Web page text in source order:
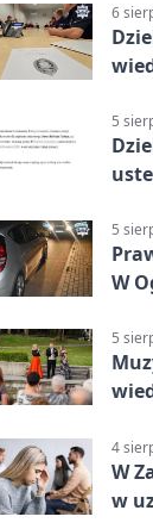
6
5
5
W
5
4
W
w